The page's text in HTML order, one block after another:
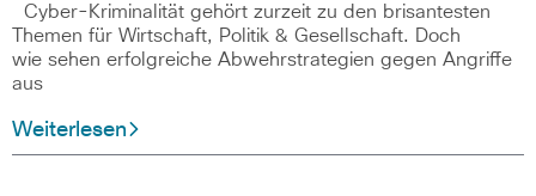
Cyber-Kriminalität gehört zurzeit zu den brisantesten
Themen für Wirtschaft, Politik & Gesellschaft. Doch
wie sehen erfolgreiche Abwehrstrategien gegen Angriffe
aus
Weiterlesen